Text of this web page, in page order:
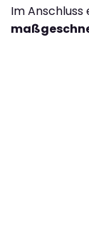
Im